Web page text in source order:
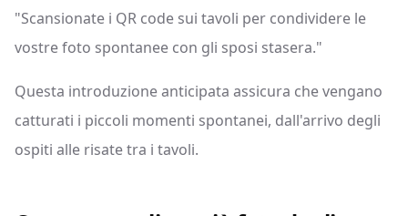
"Scansionate i QR code sui tavoli per condividere le
vostre foto spontanee con gli sposi stasera."
Questa introduzione anticipata assicura che vengano
catturati i piccoli momenti spontanei, dall'arrivo degli
ospiti alle risate tra i tavoli.